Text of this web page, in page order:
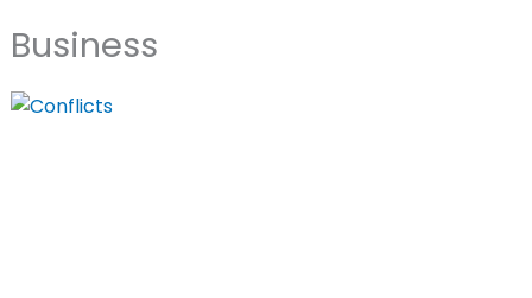
Business